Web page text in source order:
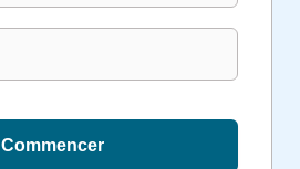
Commencer